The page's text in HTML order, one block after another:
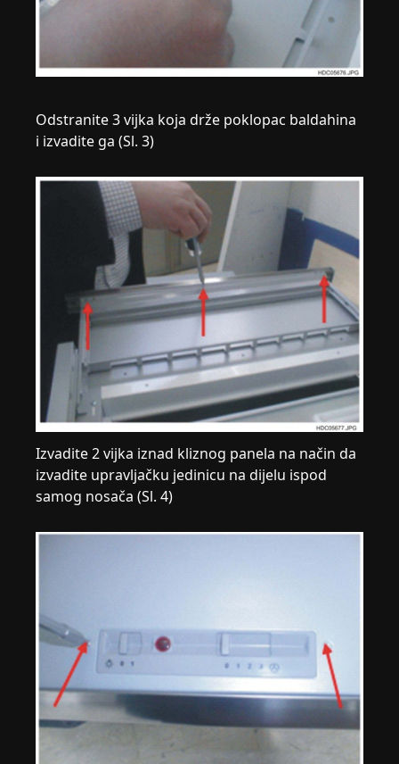
Odstranite 3 vijka koja drže poklopac baldahina
i izvadite ga (Sl. 3)
Izvadite 2 vijka iznad kliznog panela na način da
izvadite upravljačku jedinicu na dijelu ispod
samog nosača (Sl. 4)